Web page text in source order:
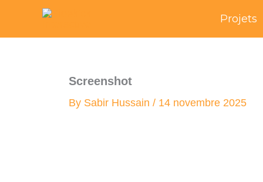
content
Projets
Screenshot
By Sabir Hussain / 14 novembre 2025